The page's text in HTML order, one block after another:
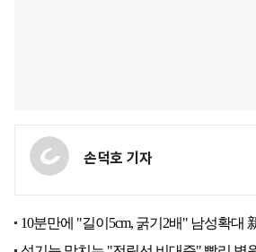
손덕호 기자